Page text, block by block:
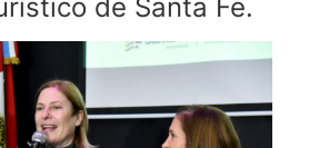
de Santa Fe.